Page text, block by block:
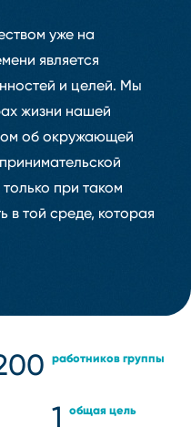
уже на
является
и целей. Мы
жизни нашей
об окружающей
при таком
в той среде, которая
работников группы
1 общая цель